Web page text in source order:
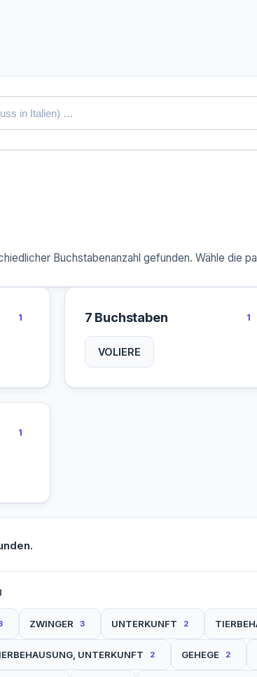
Buchstabenanzahl gefunden. Wähle die
1 7 Buchstaben 1
VOLIERE
1
ZWINGER 3 UNTERKUNFT 2
UNTERKUNFT 2 GEHEGE 2